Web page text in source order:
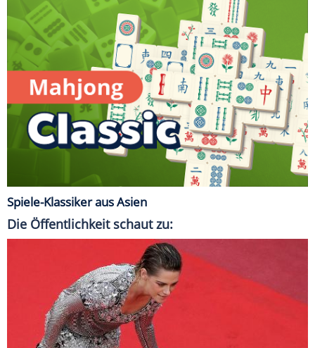
Spiele-Klassiker aus Asien
Die Öffentlichkeit schaut zu: